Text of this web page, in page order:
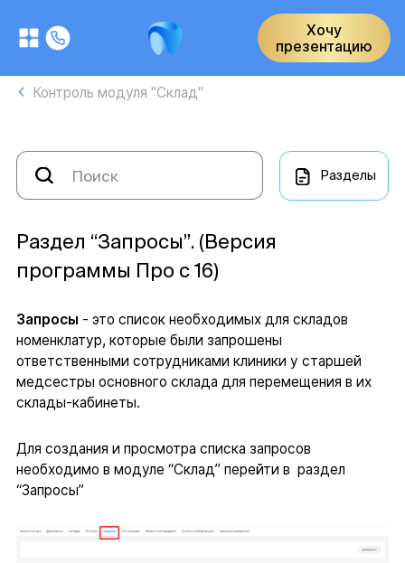
Хочу
презентацию
Контроль модуля "Склад"
Разделы
Раздел “Запросы”. (Версия
программы Про с 16)
Запросы - это список необходимых для складов
номенклатур, которые были запрошены
ответственными сотрудниками клиники у старшей
медсестры основного склада для перемещения в их
склады-кабинеты.
Для создания и просмотра списка запросов
необходимо в модуле “Склад” перейти в раздел
“Запросы”